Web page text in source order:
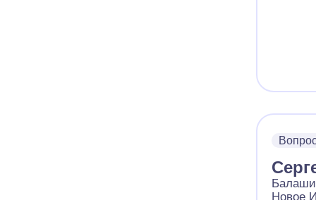
Новое